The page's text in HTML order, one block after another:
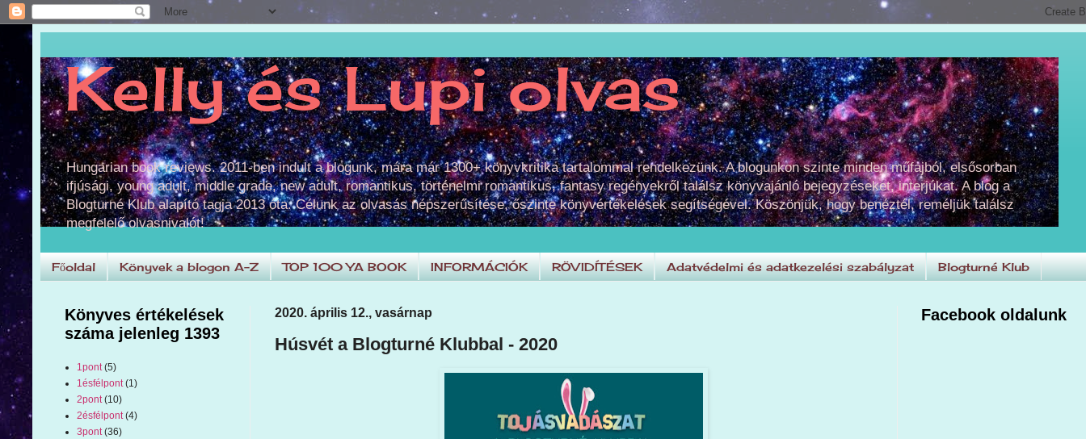
Kelly és Lupi olvas
Hungarian book reviews. 2011-ben indult a blogunk, mára már 1300+ könyvkritika tartalommal rendelkezünk. A blogunkon szinte minden műfajból, elsősorban
ifjúsági, young adult, middle grade, new adult, romantikus, történelmi romantikus, fantasy regényekről találsz könyvajánló bejegyzéseket, interjúkat. A blog a
Blogturné Klub alapító tagja 2013 óta. Célunk az olvasás népszerűsítése, őszinte könyvértékelések segítségével. Köszönjük, hogy benéztél, reméljük találsz
megfelelő olvasnivalót!
Főoldal Könyvek a blogon A-Z TOP 100 YA BOOK INFORMÁCIÓK RÖVIDÍTÉSEK Adatvédelmi és adatkezelési szabályzat Blogturné Klub
2020. április 12., vasárnap
Húsvét a Blogturné Klubbal - 2020
Könyves értékelések
száma jelenleg 1393
1pont (5)
1ésfélpont (1)
2pont (10)
2ésfélpont (4)
3pont (36)
Facebook oldalunk